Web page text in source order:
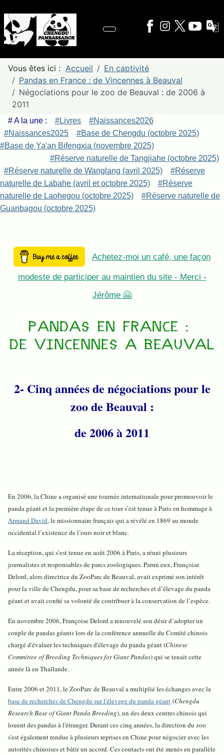
Vous êtes ici : Accueil
En captivité
Pandas en France : de Vincennes à Beauval
Négociations pour le zoo de Beauval : de 2006 à
2011
# A la une : #Livres
#Naissances2026
#Naissances2025
#Base de Chengdu (octobre 2025)
#Base de Ya'an Bifengxia (novembre 2025)
#Réserve naturelle de Tangjiahe (octobre 2025)
#Réserve naturelle de Wanglang (avril 2025)
#Réserve
naturelle de Labahe (avril et octobre 2025)
#Réserve
naturelle de Laohegou (octobre 2025)
#Réserve naturelle de
Guanbagou (octobre 2025)
Achetez-moi un café, une façon
modeste de participer au maintien du site - Merci -
Jérôme 🤗
2- Cinq années de négociations pour le
zoo de Beauval :
de 2006 à 2011
En 2006, la Chine a organisé une tournée internationale pour promouvoir le
panda géant et la première étape de ce tour s’est tenue à Paris en hommage à
Armand David, le missionnaire français qui a révélé en 1869 au monde
occidental l’existence de l’ours noir et blanc.
La réception, qui s’est tenue en août 2006 à Paris, a réuni plusieurs
journalistes et responsables de parcs zoologiques. Parmi eux, Françoise
Delord, alors directrice du ZooParc de Beauval, avait exprimé son intérêt
pour la ville de Chengdu, pour sa base de recherches et d’élevage du panda
géant et avait confié sa volonté de contribuer à la conservation de l’espèce.
En novembre 2006, Françoise Delord a renouvelé son désir d’adopter un
couple de pandas géants lors de la conférence annuelle du Comité chinois
chargé d'évaluer les techniques d'élevage du panda géant (Chinese
Committee of Breeding Techniques for Giant Pandas) qui se tenait cette
année là en Thaïlande.
Entre 2006 et 2011, le ZooParc de Beauval a multiplié les échanges avec la
base de recherches de Chengdu sur l'élevage du panda géant (Chengdu
Research Base of Giant Panda Breeding), un des deux centres chinois qui
louent des pandas à l'étranger. Durant ces cinq années, la direction du zoo
s'est également rendue à plusieurs reprises en Chine pour négocier avec les
autorités chinoises et bâtir un accord. Ces contacts ont été menés en parallèle